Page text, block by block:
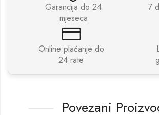
Garancija do 24
mjeseca
7
Online plaćanje do
24 rate
Povezani